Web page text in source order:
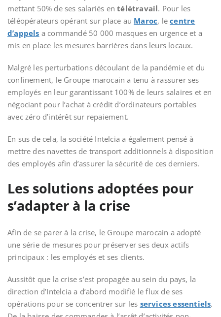
mettant 50% de ses salariés entélétravail. Pour les
téléopérateurs opérant sur place au Maroc, lecentre
d’appels a commandé 50 000 masques en urgence et a
mis en place les mesures barrières dans leurs locaux.
Malgré les perturbations découlant de la pandémie et du
confinement, le Groupe marocain a tenu à rassurer ses
employés en leur garantissant 100% de leurs salaires et en
négociant pour l’achat à crédit d’ordinateurs portables
avec zéro d’intérêt sur repaiement.
En sus de cela, la société Intelcia a également pensé à
mettre des navettes de transport additionnels à disposition
des employés afin d’assurer la sécurité de ces derniers.
Les solutions adoptées pour
s’adapter à la crise
Afin de se parer à la crise, le Groupe marocain a adopté
une série de mesures pour préserver ses deux actifs
principaux : les employés et ses clients.
Aussitôt que la crise s’est propagée au sein du pays, la
direction d’Intelcia a d’abord modifié le flux de ses
opérations pour se concentrer sur les services essentiels.